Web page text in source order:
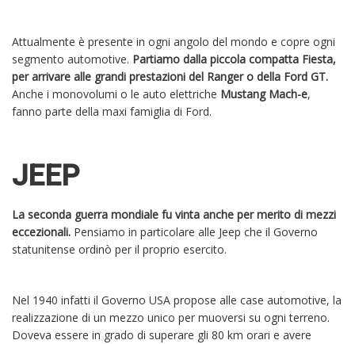
Attualmente è presente in ogni angolo del mondo e copre ogni
segmento automotive. Partiamo dalla piccola compatta Fiesta,
per arrivare alle grandi prestazioni del Ranger o della Ford GT.
Anche i monovolumi o le auto elettriche Mustang Mach-e,
fanno parte della maxi famiglia di Ford.
JEEP
La seconda guerra mondiale fu vinta anche per merito di mezzi
eccezionali. Pensiamo in particolare alle Jeep che il Governo
statunitense ordinò per il proprio esercito.
Nel 1940 infatti il Governo USA propose alle case automotive, la
realizzazione di un mezzo unico per muoversi su ogni terreno.
Doveva essere in grado di superare gli 80 km orari e avere